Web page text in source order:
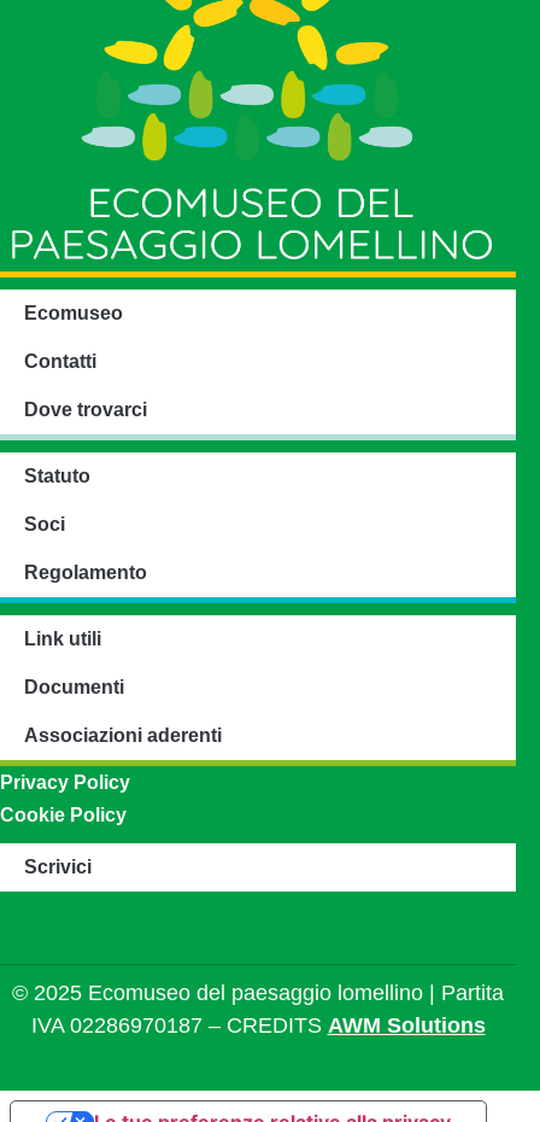
Ecomuseo
Contatti
Dove trovarci
Statuto
Soci
Regolamento
Link utili
Documenti
Associazioni aderenti
Privacy Policy
Cookie Policy
Scrivici
© 2025 Ecomuseo del paesaggio lomellino | Partita
IVA 02286970187 – CREDITS AWM Solutions